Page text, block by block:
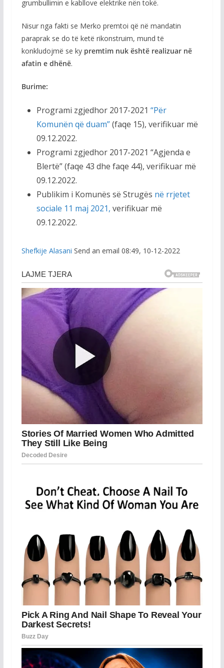
grumbullimin e kabllove elektrike nën tokë.
Nisur nga fakti se Merko premtoi që në mandatin
paraprak se do të ketë rikonstruim, mund të
konkludojmë se ky premtim nuk është realizuar në
afatin e dhënë.
Burime:
Programi zgjedhor 2017-2021 “Për
Komunën që duam”(faqe 15), verifikuar më
09.12.2022.
Programi zgjedhor 2017-2021 “Agjenda e
Blertë” (faqe 43 dhe faqe 44), verifikuar më
09.12.2022.
Publikim i Komunës së Strugës në rrjetet
sociale 11 maj 2021, verifikuar më
09.12.2022.
Shefkije Alasani Send an email 08:49, 10-12-2022